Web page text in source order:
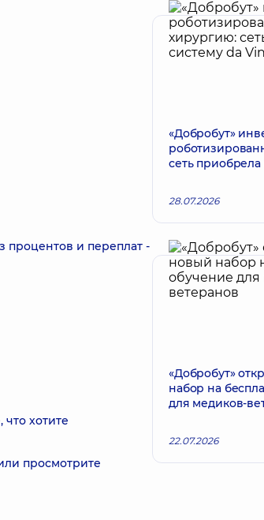
процентов и переплат -
хотите
просмотрите
«Добробут»
сеть
28.07.2026
«Добробут»
набор на
для медиков-
22.07.2026